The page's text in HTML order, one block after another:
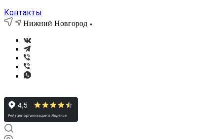
Контакты
Нижний Новгород